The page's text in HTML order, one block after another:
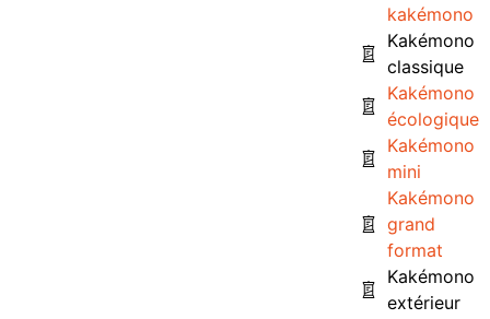
kakémono
Kakémono
classique
Kakémono
écologique
Kakémono
mini
Kakémono
grand
format
Kakémono
extérieur